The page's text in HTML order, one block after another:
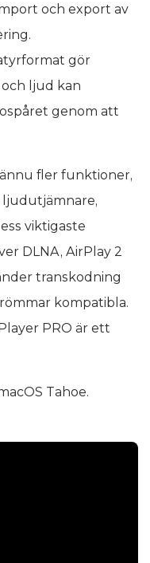
och export av
gör
ljud kan
genom att
fler funktioner,
viktigaste
DLNA, AirPlay 2
transkodning
kompatibla.
PRO är ett
Tahoe.